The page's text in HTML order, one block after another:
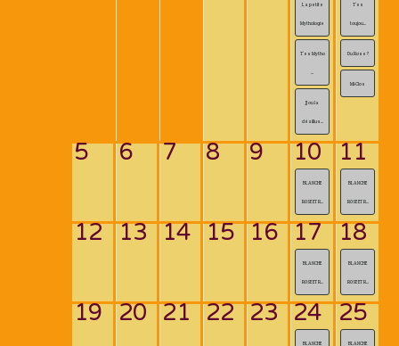
La petite
Mythologie
T’es Mytho
JJ ou la
désillus...
T’es
toujou...
Du Rose?
Mi-Clos
5 6 7 8 9 10
BLANCHE
ROSE ET R...
11
BLANCHE
ROSE ET R...
12 13 14 15 16 17
BLANCHE
ROSE ET R...
18
BLANCHE
ROSE ET R...
19 20 21 22 23 24
BLANCHE
25
BLANCHE